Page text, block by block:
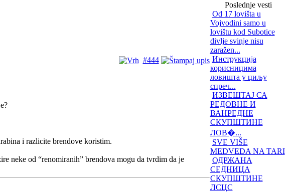
#444
i razlicite brendove koristim.
neke od “renomiranih” brendova mogu da tvrdim da je
Poslednje vesti
Od 17 lovišta u
Vojvodini samo u
lovištu kod Subotice
divlje svinje nisu
zaražen...
Инструкција
корисницима
ловишта у циљу
спреч...
ИЗВЕШТАЈ СА
РЕДОВНЕ И
ВАНРЕДНЕ
СКУПШТИНЕ
ЛОВ�...
SVE VIŠE
MEDVEDA NA TARI
ОДРЖАНА
СЕДНИЦА
СКУПШТИНЕ
ЛСЦС